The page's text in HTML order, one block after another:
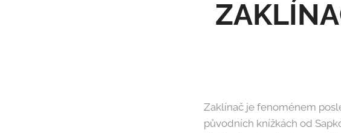
Zaklínač je fenoménem
původních knížkách od